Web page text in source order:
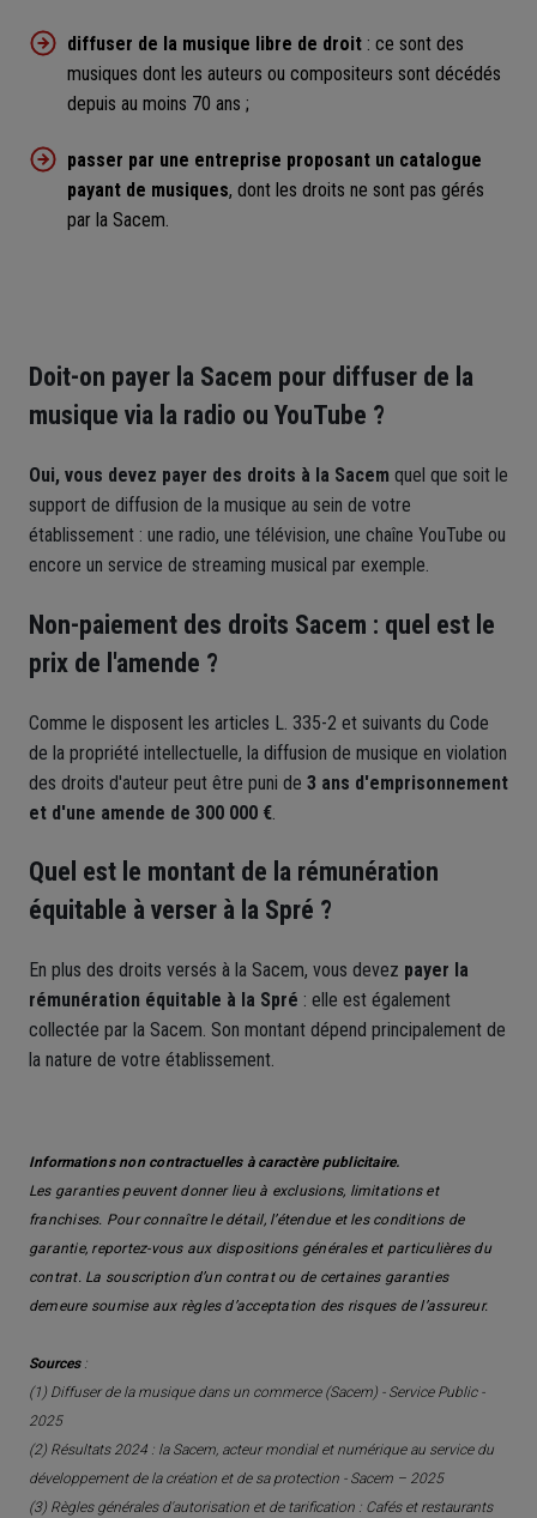
diffuser de la musique libre de droit : ce sont des
musiques dont les auteurs ou compositeurs sont décédés
depuis au moins 70 ans ;
passer par une entreprise proposant un catalogue
payant de musiques, dont les droits ne sont pas gérés
par la Sacem.
Doit-on payer la Sacem pour diffuser de la
musique via la radio ou YouTube ?
Oui, vous devez payer des droits à la Sacem quel que soit le
support de diffusion de la musique au sein de votre
établissement : une radio, une télévision, une chaîne YouTube ou
encore un service de streaming musical par exemple.
Non-paiement des droits Sacem : quel est le
prix de l'amende ?
Comme le disposent les articles L. 335-2 et suivants du Code
de la propriété intellectuelle, la diffusion de musique en violation
des droits d'auteur peut être puni de 3 ans d'emprisonnement
et d'une amende de 300 000 €.
Quel est le montant de la rémunération
équitable à verser à la Spré ?
En plus des droits versés à la Sacem, vous devez payer la
rémunération équitable à la Spré : elle est également
collectée par la Sacem. Son montant dépend principalement de
la nature de votre établissement.
Informations non contractuelles à caractère publicitaire.
Les garanties peuvent donner lieu à exclusions, limitations et
franchises. Pour connaître le détail, l’étendue et les conditions de
garantie, reportez-vous aux dispositions générales et particulières du
contrat. La souscription d’un contrat ou de certaines garanties
demeure soumise aux règles d’acceptation des risques de l’assureur.
Sources:
(1) Diffuser de la musique dans un commerce (Sacem) - Service Public -
2025
(2) Résultats 2024 : la Sacem, acteur mondial et numérique au service du
développement de la création et de sa protection - Sacem – 2025
(3) Règles générales d'autorisation et de tarification : Cafés et restaurants